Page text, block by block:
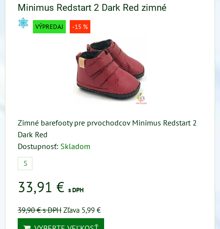
Minimus Redstart 2 Dark Red zimné
VÝPREDAJ -15 %
Zimné barefooty pre prvochodcov Minimus Redstart 2
Dark Red
Dostupnosť: Skladom
S
33,91 € s DPH
39,90 €s DPH Zľava 5,99 €